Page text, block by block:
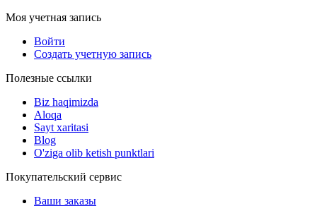
Моя учетная запись
Войти
Создать учетную запись
Полезные ссылки
Biz haqimizda
Aloqa
Sayt xaritasi
Blog
O'ziga olib ketish punktlari
Покупательский сервис
Ваши заказы